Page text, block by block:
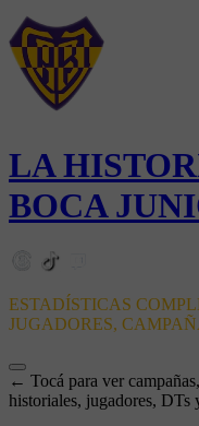
LA
BOCA
ESTADÍSTICAS
JUGADORES,
← Tocá para ver
historiales, jugadores, DTs